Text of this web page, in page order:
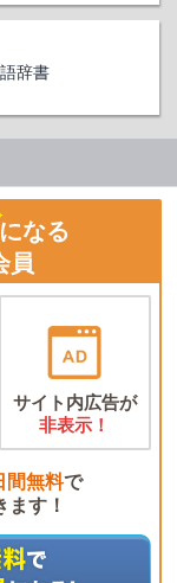
辞書
になる
員
サイト内広告が
非表示！
間無料で
す！